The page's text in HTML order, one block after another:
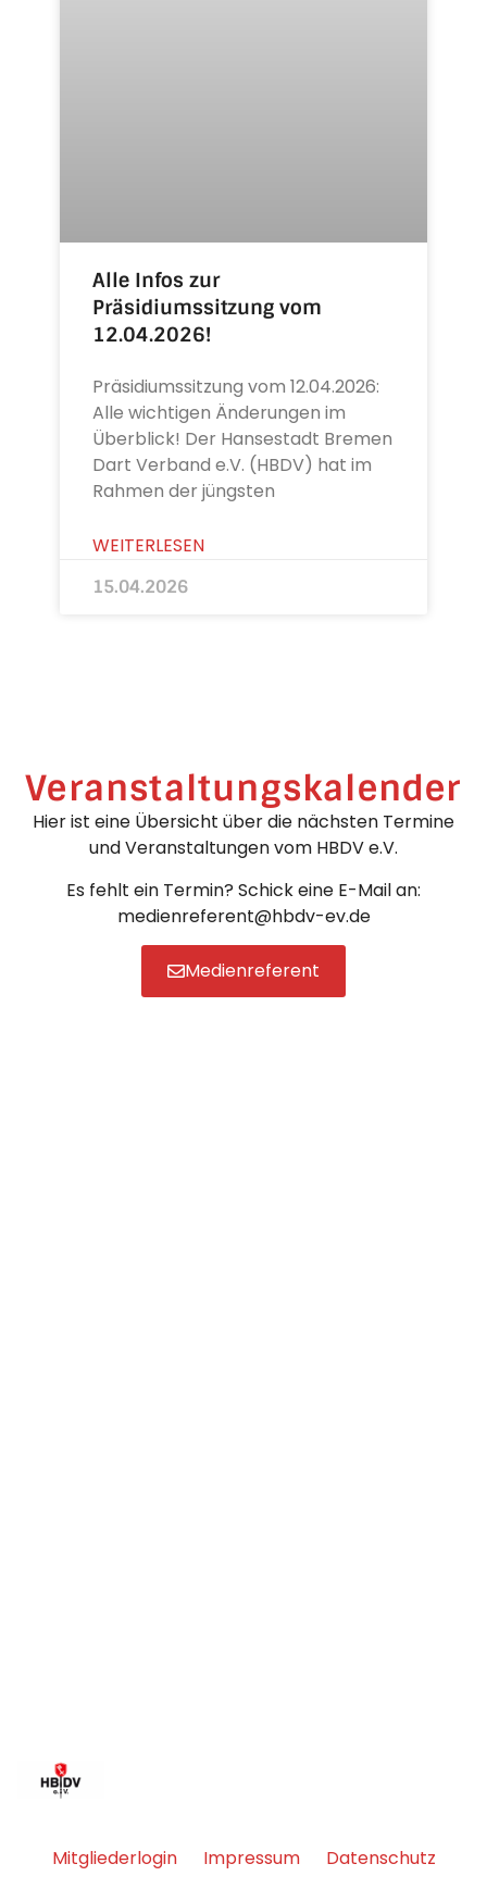
Alle Infos zur
Präsidiumssitzung vom
12.04.2026!
Präsidiumssitzung vom 12.04.2026:
Alle wichtigen Änderungen im
Überblick! Der Hansestadt Bremen
Dart Verband e.V. (HBDV) hat im
Rahmen der jüngsten
WEITERLESEN
15.04.2026
Veranstaltungskalender
Hier ist eine Übersicht über die nächsten Termine
und Veranstaltungen vom HBDV e.V.
Es fehlt ein Termin? Schick eine E-Mail an:
medienreferent@hbdv-ev.de
Medienreferent
Mitgliederlogin Impressum Datenschutz